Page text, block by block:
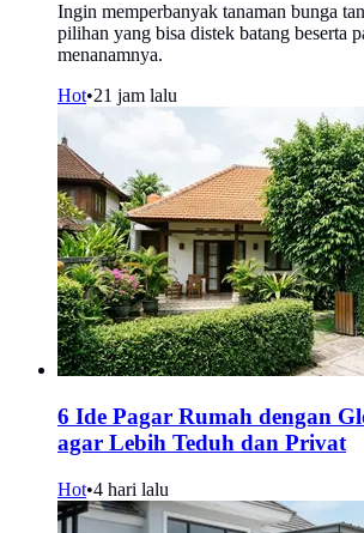
Ingin memperbanyak tanaman bunga
pilihan yang bisa distek batang beserta
menanamnya.
Hot•21 jam lalu
6 Ide Pagar Rumah dengan
agar Lebih Teduh dan Privat
Hot•4 hari lalu